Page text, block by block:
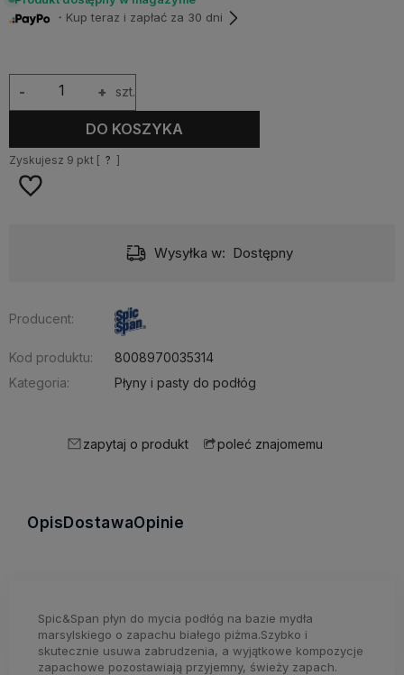
・Kup teraz i zapłać za 30 dni
+
- szt.
DO KOSZYKA
Zyskujesz 9 pkt [ ? ]
Wysyłka w: Dostępny
Producent:
Kod produktu:
8008970035314
Kategoria:
Płyny i pasty do podłóg
zapytaj o produkt poleć znajomemu
OpisDostawaOpinie
Spic&Span płyn do mycia podłóg na bazie mydła
marsylskiego o zapachu białego piżma.Szybko i
skutecznie usuwa zabrudzenia, a wyjątkowe kompozycje
zapachowe pozostawiają przyjemny, świeży zapach.